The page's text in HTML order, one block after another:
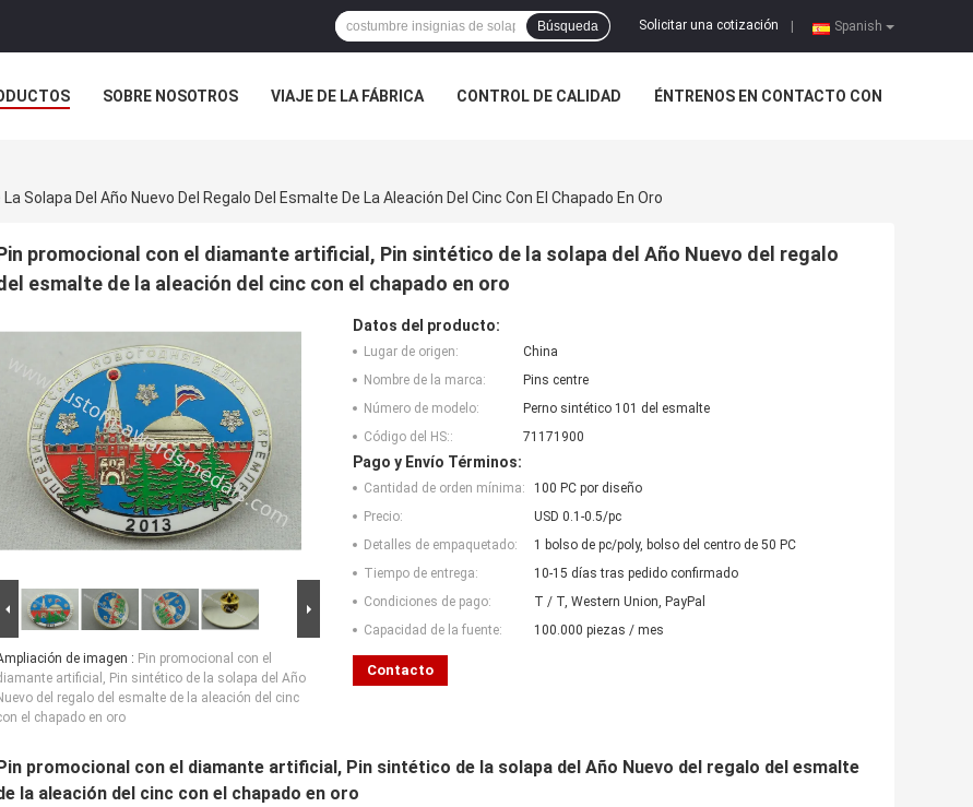
Spanish
Solicitar una cotización
Búsqueda
SOBRE NOSOTROS VIAJE DE LA FÁBRICA CONTROL DE CALIDAD ÉNTRENOS EN CONTACTO CON
Solapa Del Año Nuevo Del Regalo Del Esmalte De La Aleación Del Cinc Con El Chapado En Oro
promocional con el diamante artificial, Pin sintético de la solapa del Año Nuevo del regalo
esmalte de la aleación del cinc con el chapado en oro
de imagen : Pin promocional con el
artificial, Pin sintético de la solapa del Año
del regalo del esmalte de la aleación del cinc
el chapado en oro
Datos del producto:
Lugar de origen:
China
Nombre de la marca:
Pins centre
Número de modelo:
Perno sintético 101 del esmalte
Código del HS::
71171900
Pago y Envío Términos:
Cantidad de orden mínima:
100 PC por diseño
Precio:
USD 0.1-0.5/pc
Detalles de empaquetado:
1 bolso de pc/poly, bolso del centro de 50 PC
Tiempo de entrega:
10-15 días tras pedido confirmado
Condiciones de pago:
T / T, Western Union, PayPal
Capacidad de la fuente:
100.000 piezas / mes
Contacto
promocional con el diamante artificial, Pin sintético de la solapa del Año Nuevo del regalo del esmalte
la aleación del cinc con el chapado en oro